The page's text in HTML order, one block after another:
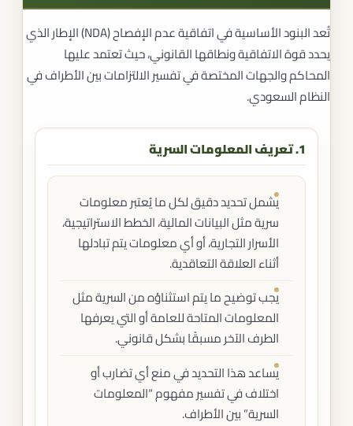
تُعد البنود الأساسية في اتفاقية عدم الإفصاح (NDA) الإطار الذي
يحدد قوة الاتفاقية ونطاقها القانوني، حيث تعتمد عليها
المحاكم والجهات المختصة في تفسير الالتزامات بين الأطراف في
النظام السعودي.
1. تعريف المعلومات السرية
يشمل تحديد دقيق لكل ما يُعتبر معلومات
سرية مثل البيانات المالية، الخطط الاستراتيجية،
الأسرار التجارية، أو أي معلومات يتم تبادلها
أثناء العلاقة التعاقدية.
يجب توضيح ما يتم استثناؤه من السرية مثل
المعلومات المتاحة للعامة أو التي يعرفها
الطرف الآخر مسبقًا بشكل قانوني.
يساعد هذا التحديد في منع أي تضارب أو
اختلاف في تفسير مفهوم “المعلومات
السرية” بين الأطراف.